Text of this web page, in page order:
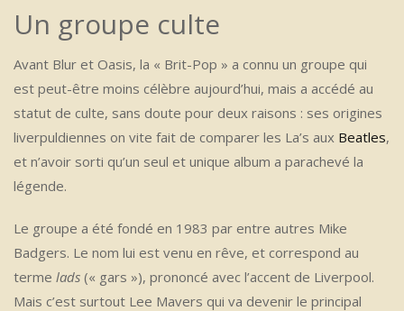
Un groupe culte
Avant Blur et Oasis, la « Brit-Pop » a connu un groupe qui
est peut-être moins célèbre aujourd’hui, mais a accédé au
statut de culte, sans doute pour deux raisons : ses origines
liverpuldiennes on vite fait de comparer les La’s aux Beatles,
et n’avoir sorti qu’un seul et unique album a parachevé la
légende.
Le groupe a été fondé en 1983 par entre autres Mike
Badgers. Le nom lui est venu en rêve, et correspond au
terme lads (« gars »), prononcé avec l’accent de Liverpool.
Mais c’est surtout Lee Mavers qui va devenir le principal